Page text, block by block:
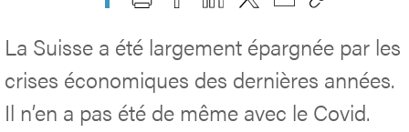
La Suisse a été largement épargnée par les
crises économiques des dernières années.
Il n’en a pas été de même avec le Covid.